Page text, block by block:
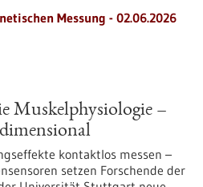
Messung - 02.06.2026
Muskelphysiologie –
kontaktlos messen –
setzen Forschende der